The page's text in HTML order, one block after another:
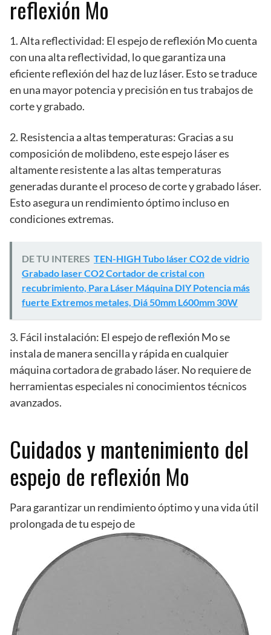
reflexión Mo
1. Alta reflectividad: El espejo de reflexión Mo cuenta
con una alta reflectividad, lo que garantiza una
eficiente reflexión del haz de luz láser. Esto se traduce
en una mayor potencia y precisión en tus trabajos de
corte y grabado.
2. Resistencia a altas temperaturas: Gracias a su
composición de molibdeno, este espejo láser es
altamente resistente a las altas temperaturas
generadas durante el proceso de corte y grabado láser.
Esto asegura un rendimiento óptimo incluso en
condiciones extremas.
DE TU INTERES TEN-HIGH Tubo láser CO2 de vidrio
Grabado laser CO2 Cortador de cristal con
recubrimiento, Para Láser Máquina DIY Potencia más
fuerte Extremos metales, Diá 50mm L600mm 30W
3. Fácil instalación: El espejo de reflexión Mo se
instala de manera sencilla y rápida en cualquier
máquina cortadora de grabado láser. No requiere de
herramientas especiales ni conocimientos técnicos
avanzados.
Cuidados y mantenimiento del
espejo de reflexión Mo
Para garantizar un rendimiento óptimo y una vida útil
prolongada de tu espejo de